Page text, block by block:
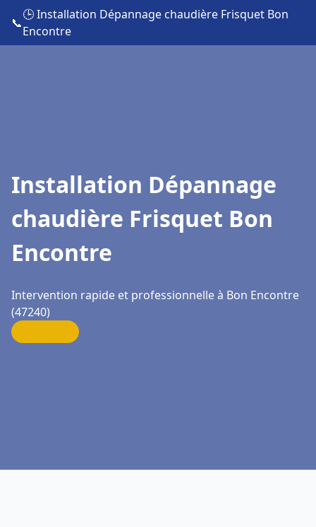
📞
🕒 Installation Dépannage chaudière Frisquet Bon
Encontre
Installation Dépannage
chaudière Frisquet Bon
Encontre
Intervention rapide et professionnelle à Bon Encontre
(47240)